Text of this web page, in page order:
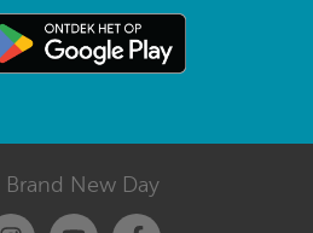
New Day